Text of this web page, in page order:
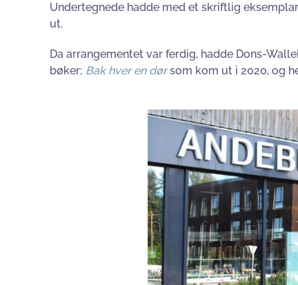
Undertegnede hadde med et skriftlig
ut.
Da arrangementet var ferdig, hadde Dons-
bøker; Bak hver en dør som kom ut i 2020, og